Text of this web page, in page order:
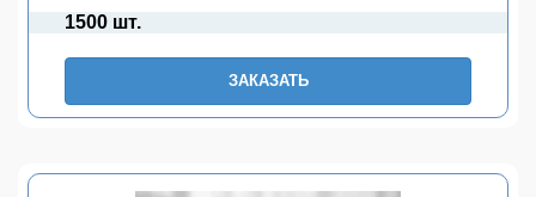
1500 шт.
ЗАКАЗАТЬ